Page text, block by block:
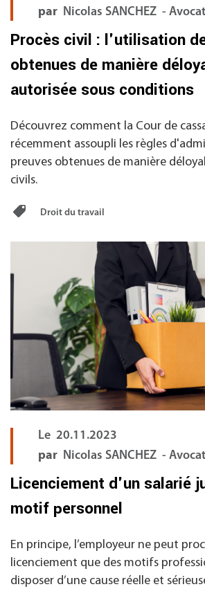
par Nicolas SANCHEZ -
Procès civil : l'utilisation
obtenues de manière
autorisée sous conditions
Découvrez comment la Cour de
récemment assoupli les règles
preuves obtenues de manière
civils.
Droit du travail
Le 20.11.2023
par Nicolas SANCHEZ -
Licenciement d'un salarié
motif personnel
En principe, l’employeur ne peut
licenciement que des motifs
disposer d’une cause réelle et